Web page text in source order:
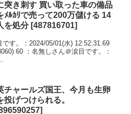
突き刺す 買い取った車の備品
ﾒﾙｶﾘで売って200万儲ける 14
を処分 [487816701]
す。：2024/05/01(水) 12:52:31.69
60 ：名無しさん＠涙目です。：
チャールズ国王、今月も生卵
投げつけられる。